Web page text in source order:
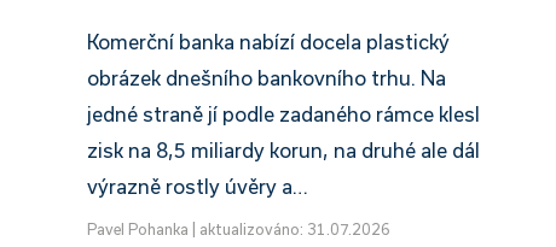
Komerční banka nabízí docela plastický
obrázek dnešního bankovního trhu. Na
jedné straně jí podle zadaného rámce klesl
zisk na 8,5 miliardy korun, na druhé ale dál
výrazně rostly úvěry a…
Pavel Pohanka aktualizováno: 31.07.2026